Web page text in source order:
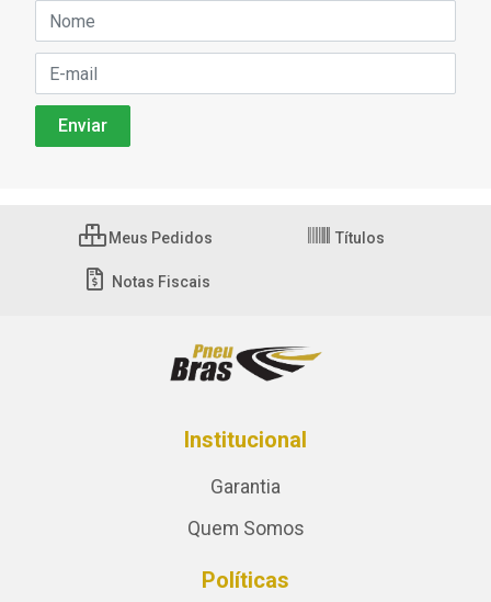
Meus Pedidos Títulos
Notas Fiscais
Institucional
Garantia
Quem Somos
Políticas